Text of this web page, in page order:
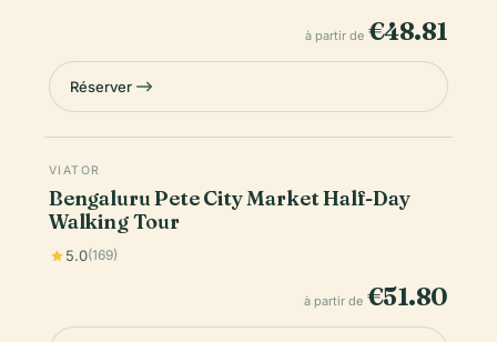
à partir de €48.81
Réserver
VIATOR
Bengaluru Pete City Market Half-Day
Walking Tour
5.0(169)
à partir de €51.80